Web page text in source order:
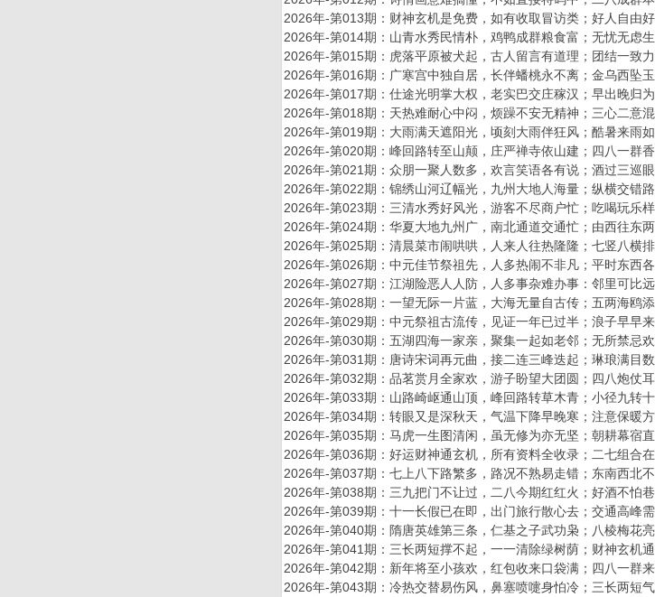
2026年-第013期：财神玄机是免费，如有收取冒访类；好人自由
2026年-第014期：山青水秀民情朴，鸡鸭成群粮食富；无忧无虑
2026年-第015期：虎落平原被犬起，古人留言有道理；团结一致
2026年-第016期：广寒宫中独自居，长伴蟠桃永不离；金乌西坠
2026年-第017期：仕途光明掌大权，老实巴交庄稼汉；早出晚归
2026年-第018期：天热难耐心中闷，烦躁不安无精神；三心二意
2026年-第019期：大雨满天遮阳光，顷刻大雨伴狂风；酷暑来雨
2026年-第020期：峰回路转至山颠，庄严禅寺依山建；四八一群
2026年-第021期：众朋一聚人数多，欢言笑语各有说；酒过三巡
2026年-第022期：锦绣山河辽幅光，九州大地人海量；纵横交错
2026年-第023期：三清水秀好风光，游客不尽商户忙；吃喝玩乐
2026年-第024期：华夏大地九州广，南北通道交通忙；由西往东
2026年-第025期：清晨菜市闹哄哄，人来人往热隆隆；七竖八横
2026年-第026期：中元佳节祭祖先，人多热闹不非凡；平时东西
2026年-第027期：江湖险恶人人防，人多事杂难办事：邻里可比
2026年-第028期：一望无际一片蓝，大海无量自古传；五两海鸥
2026年-第029期：中元祭祖古流传，见证一年已过半；浪子早早
2026年-第030期：五湖四海一家亲，聚集一起如老邻；无所禁忌
2026年-第031期：唐诗宋词再元曲，接二连三峰迭起；琳琅满目
2026年-第032期：品茗赏月全家欢，游子盼望大团圆；四八炮仗
2026年-第033期：山路崎岖通山顶，峰回路转草木青；小径九转
2026年-第034期：转眼又是深秋天，气温下降早晚寒；注意保暖
2026年-第035期：马虎一生图清闲，虽无修为亦无坚；朝耕幕宿
2026年-第036期：好运财神通玄机，所有资料全收录；二七组合
2026年-第037期：七上八下路繁多，路况不熟易走错；东南西北
2026年-第038期：三九把门不让过，二八今期红红火；好酒不怕
2026年-第039期：十一长假已在即，出门旅行散心去；交通高峰
2026年-第040期：隋唐英雄第三条，仁基之子武功枭；八棱梅花
2026年-第041期：三长两短撑不起，一一清除绿树荫；财神玄机
2026年-第042期：新年将至小孩欢，红包收来口袋满；四八一群
2026年-第043期：冷热交替易伤风，鼻塞喷嚏身怕冷；三长两短